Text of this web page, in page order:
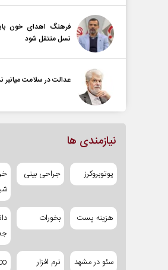
فرهنگ اهدای خون
نسل منتقل شود
عدالت در سلامت میانبر
نیازمندی ها
یوتوبروکرز جراحی بینی
هزینه پست بخورات
سئو در مشهد
نرم افزار